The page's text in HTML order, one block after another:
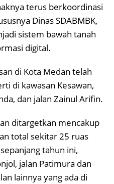
terus berkoordinasi
Dinas SDABMBK,
sistem bawah tanah
digital.
di Kota Medan telah
di kawasan Kesawan,
dan jalan Zainul Arifin.
ditargetkan mencakup
total sekitar 25 ruas
tahun ini,
jalan Patimura dan
lainnya yang ada di